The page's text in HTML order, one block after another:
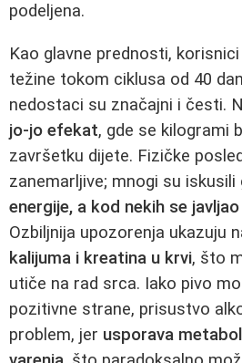
podeljena.
Kao glavne prednosti,
težine tokom ciklusa od 40
nedostaci su značajni i česti.
jo-jo efekat, gde se kilogrami
završetku dijete. Fizičke
zanemarljive; mnogi su iskusili
energije, a kod nekih se
Ozbiljnija upozorenja ukazuju
kalijuma i kreatina u krvi, što
utiče na rad srca. Iako pivo
pozitivne strane, prisustvo
problem, jer usporava